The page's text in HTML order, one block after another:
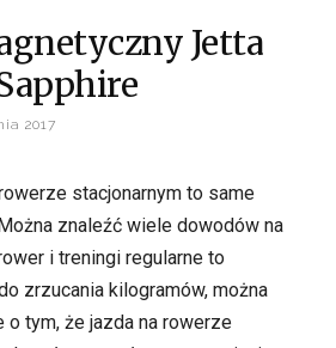
Jetta
2017
stacjonarnym to same
znaleźć wiele dowodów na
i treningi regularne to
zrzucania kilogramów, można
o tym, że jazda na rowerze